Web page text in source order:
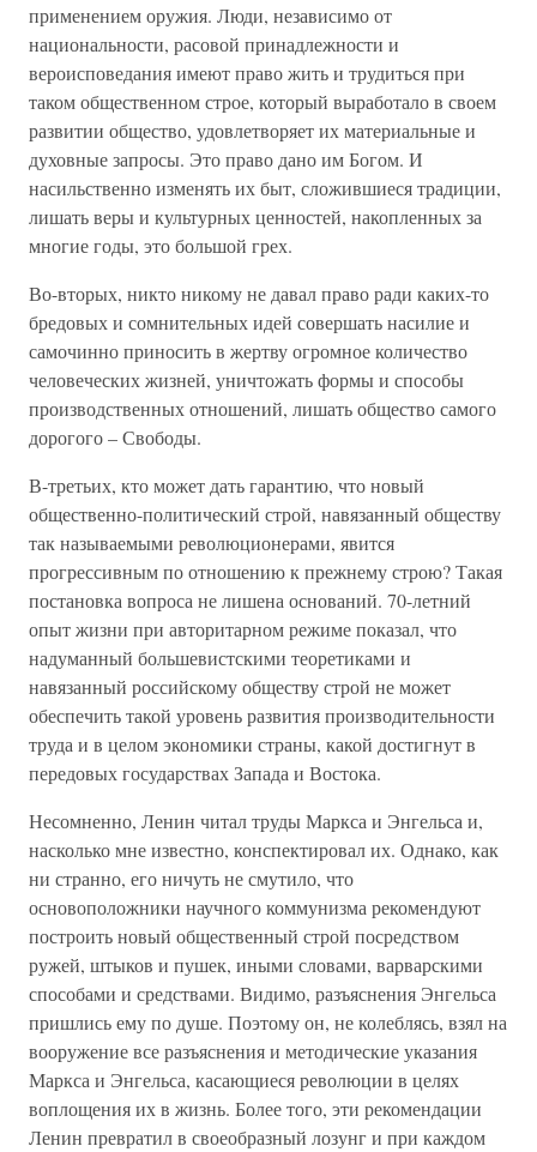
применением оружия. Люди, независимо от
национальности, расовой принадлежности и
вероисповедания имеют право жить и трудиться при
таком общественном строе, который выработало в своем
развитии общество, удовлетворяет их материальные и
духовные запросы. Это право дано им Богом. И
насильственно изменять их быт, сложившиеся традиции,
лишать веры и культурных ценностей, накопленных за
многие годы, это большой грех.
Во-вторых, никто никому не давал право ради каких-то
бредовых и сомнительных идей совершать насилие и
самочинно приносить в жертву огромное количество
человеческих жизней, уничтожать формы и способы
производственных отношений, лишать общество самого
дорогого – Свободы.
В-третьих, кто может дать гарантию, что новый
общественно-политический строй, навязанный обществу
так называемыми революционерами, явится
прогрессивным по отношению к прежнему строю? Такая
постановка вопроса не лишена оснований. 70-летний
опыт жизни при авторитарном режиме показал, что
надуманный большевистскими теоретиками и
навязанный российскому обществу строй не может
обеспечить такой уровень развития производительности
труда и в целом экономики страны, какой достигнут в
передовых государствах Запада и Востока.
Несомненно, Ленин читал труды Маркса и Энгельса и,
насколько мне известно, конспектировал их. Однако, как
ни странно, его ничуть не смутило, что
основоположники научного коммунизма рекомендуют
построить новый общественный строй посредством
ружей, штыков и пушек, иными словами, варварскими
способами и средствами. Видимо, разъяснения Энгельса
пришлись ему по душе. Поэтому он, не колеблясь, взял на
вооружение все разъяснения и методические указания
Маркса и Энгельса, касающиеся революции в целях
воплощения их в жизнь. Более того, эти рекомендации
Ленин превратил в своеобразный лозунг и при каждом